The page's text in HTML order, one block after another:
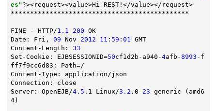
es"?><request><value>Hi REST!</value></request>
**********************************************
FINE - HTTP/1.1 200 OK
Date: Fri, 09 Nov 2012 11 : 59 : 01
GMT
Content-Length: 33
Set-Cookie: EJBSESSIONID=50cf1d2b-a940-4afb-8993 -f
ff7f9cc6d83; Path=/
Content-Type: application/json
Connection: close
Server: OpenEJB/4.5 .1 Linux/3.2 .0- 23 -generic (amd6
4)